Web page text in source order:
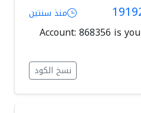
منذ سنتين
Account: 868356 is
نسخ الكود